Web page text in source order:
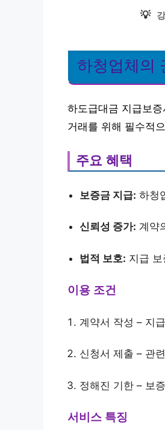
💡
하청업체의
하도급대금 지급보
거래를 위해 필수적
주요 혜택
보증금 지급: 하청
신뢰성 증가: 계약
법적 보호: 지급
이용 조건
계약서 작성 – 지
신청서 제출 – 관
정해진 기한 – 보
서비스 특징